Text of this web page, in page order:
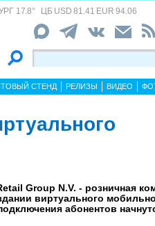
17.8° ЦБ USD 81.41 EUR 94.06
СТЕНД РЕЛИЗЫ ВИДЕО
Group N.V. - розничная
виртуального
абонентов